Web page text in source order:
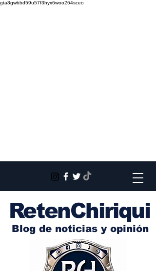
gta8gwbbd59u57f3hyx6woo264sceo
RetenChiriqui
Blog de noticias y opinión